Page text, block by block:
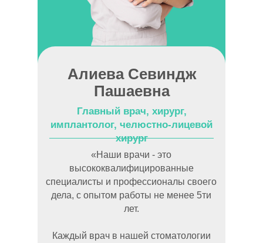
Алиева Севиндж
Пашаевна
Главный врач, хирург,
имплантолог, челюстно-лицевой
хирург
«Наши врачи - это
высококвалифицированные
специалисты и профессионалы своего
дела, с опытом работы не менее 5ти
лет.
Каждый врач в нашей стоматологии